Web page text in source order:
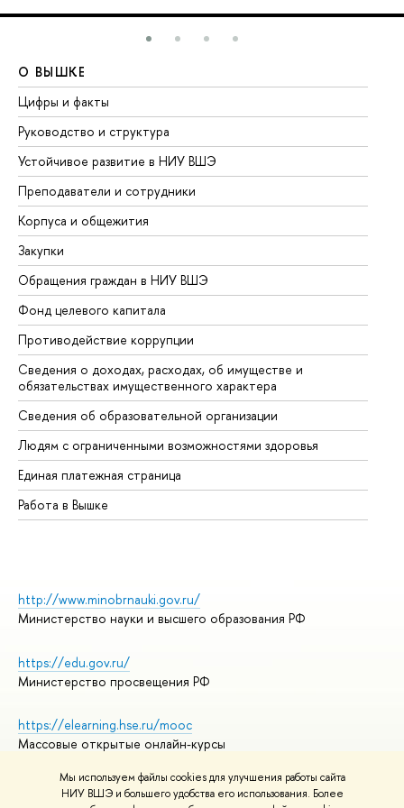
Мы используем файлы cookies для улучшения работы сайта
НИУ ВШЭ и большего удобства его использования. Более
О ВЫШКЕ
Цифры и факты
Руководство и структура
Устойчивое развитие в НИУ ВШЭ
Преподаватели и сотрудники
Корпуса и общежития
Закупки
Обращения граждан в НИУ ВШЭ
Фонд целевого капитала
Противодействие коррупции
Сведения о доходах, расходах, об имуществе и
обязательствах имущественного характера
Сведения об образовательной организации
Людям с ограниченными возможностями здоровья
Единая платежная страница
Работа в Вышке
http://www.minobrnauki.gov.ru/
Министерство науки и высшего образования РФ
https://edu.gov.ru/
Министерство просвещения РФ
https://elearning.hse.ru/mooc
Массовые открытые онлайн-курсы